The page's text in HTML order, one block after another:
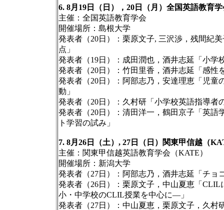
6. 8月19日（日），20日（月）全国英語教育
主催：全国英語教育学会
開催場所：島根大学
発表者（20日）：栗原文子, 三沢渉，残間紀
点」
発表者（19日）：成田潤也，酒井志延「小
発表者（20日）：竹田里香，酒井志延「感性
発表者（20日）：阿部志乃，安達理恵「児
動」
発表者（20日）：久村研「小学校英語指導
発表者（20日）：清田洋一，鶴田京子「英
ト学習の試み」
7. 8月26日（土）, 27日（日）関東甲信越（
主催：関東甲信越英語教育学会（KATE）
開催場所：新潟大学
発表者（27日）：阿部志乃，酒井志延「チョ
発表者（26日）：栗原文子，中山夏恵「
小・中学校のCLIL授業を中心に―」
発表者（27日）：中山夏恵，栗原文子，久